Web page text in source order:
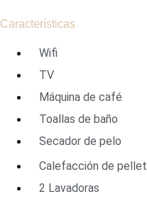
Características
Wifi
TV
Máquina de café
Toallas de baño
Secador de pelo
Calefacción de pellet
2 Lavadoras